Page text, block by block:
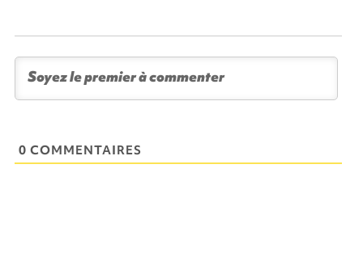
0 COMMENTAIRES